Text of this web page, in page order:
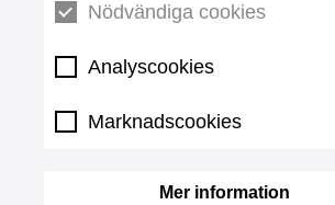
Nödvändiga cookies
Analyscookies
Marknadscookies
Mer information